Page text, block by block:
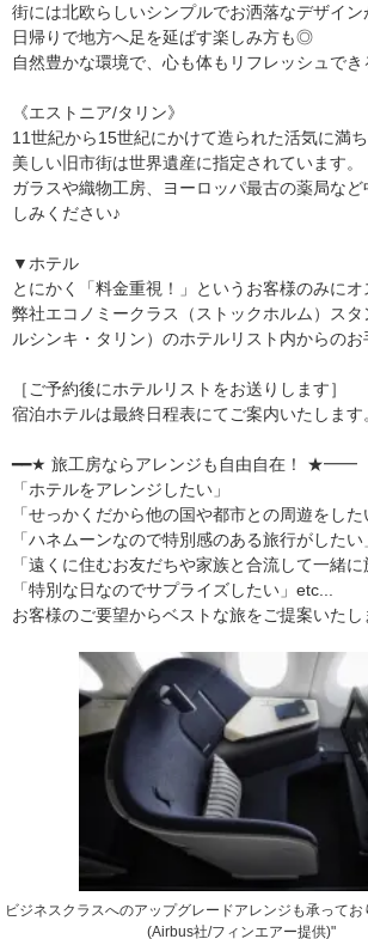
街には北欧らしいシンプルでお洒落なデザイン
日帰りで地方へ足を延ばす楽しみ方も◎
自然豊かな環境で、心も体もリフレッシュでき
《エストニア/タリン》
11世紀から15世紀にかけて造られた活気に満ち
美しい旧市街は世界遺産に指定されています。
ガラスや織物工房、ヨーロッパ最古の薬局な
しみください♪
▼ホテル
とにかく「料金重視！」というお客様のみにオ
弊社エコノミークラス（ストックホルム）ス
ルシンキ・タリン）のホテルリスト内からのお
［ご予約後にホテルリストをお送りします］
宿泊ホテルは最終日程表にてご案内いたします
━━★ 旅工房ならアレンジも自由自在！ ★━━
「ホテルをアレンジしたい」
「せっかくだから他の国や都市との周遊をした
「ハネムーンなので特別感のある旅行がしたい
「遠くに住むお友だちや家族と合流して一緒に
「特別な日なのでサプライズしたい」etc...
お客様のご要望からベストな旅をご提案いたし
ビジネスクラスへのアップグレードアレンジも承ってお
(Airbus社/フィンエアー提供)"